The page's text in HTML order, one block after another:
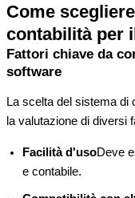
Come
contabilità per
Fattori chiave da
software
La scelta del sistema di
la valutazione di diversi
Facilità d'usoDeve
e contabile.